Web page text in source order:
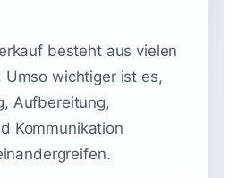
besteht aus vielen
Umso wichtiger ist es,
Aufbereitung,
Kommunikation